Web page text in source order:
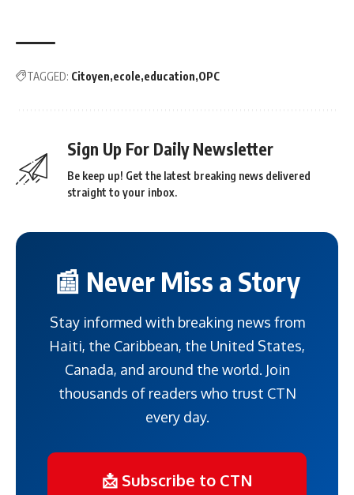
TAGGED: Citoyen ecole education OPC
Sign Up For Daily Newsletter
Be keep up! Get the latest breaking news delivered
straight to your inbox.
📰 Never Miss a Story
Stay informed with breaking news from
Haiti, the Caribbean, the United States,
Canada, and around the world. Join
thousands of readers who trust CTN
every day.
📩 Subscribe to CTN